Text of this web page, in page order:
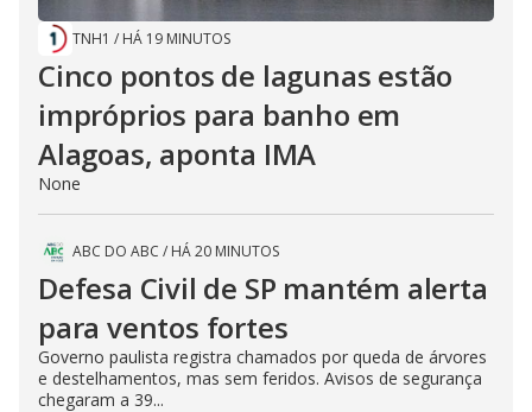
TNH1 / HÁ 19 MINUTOS
Cinco pontos de lagunas estão
impróprios para banho em
Alagoas, aponta IMA
None
ABC DO ABC / HÁ 20 MINUTOS
Defesa Civil de SP mantém alerta
para ventos fortes
Governo paulista registra chamados por queda de árvores
e destelhamentos, mas sem feridos. Avisos de segurança
chegaram a 39...